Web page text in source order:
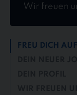
Wir freuen
FREU DICH AUF